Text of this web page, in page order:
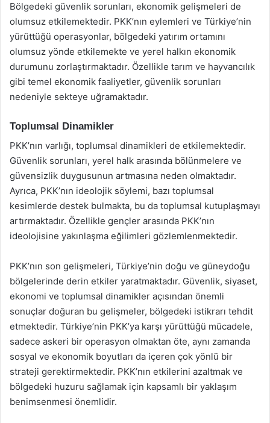
Bölgedeki güvenlik sorunları, ekonomik gelişmeleri de
olumsuz etkilemektedir. PKK’nın eylemleri ve Türkiye’nin
yürüttüğü operasyonlar, bölgedeki yatırım ortamını
olumsuz yönde etkilemekte ve yerel halkın ekonomik
durumunu zorlaştırmaktadır. Özellikle tarım ve hayvancılık
gibi temel ekonomik faaliyetler, güvenlik sorunları
nedeniyle sekteye uğramaktadır.
Toplumsal Dinamikler
PKK’nın varlığı, toplumsal dinamikleri de etkilemektedir.
Güvenlik sorunları, yerel halk arasında bölünmelere ve
güvensizlik duygusunun artmasına neden olmaktadır.
Ayrıca, PKK’nın ideolojik söylemi, bazı toplumsal
kesimlerde destek bulmakta, bu da toplumsal kutuplaşmayı
artırmaktadır. Özellikle gençler arasında PKK’nın
ideolojisine yakınlaşma eğilimleri gözlemlenmektedir.
PKK’nın son gelişmeleri, Türkiye’nin doğu ve güneydoğu
bölgelerinde derin etkiler yaratmaktadır. Güvenlik, siyaset,
ekonomi ve toplumsal dinamikler açısından önemli
sonuçlar doğuran bu gelişmeler, bölgedeki istikrarı tehdit
etmektedir. Türkiye’nin PKK’ya karşı yürüttüğü mücadele,
sadece askeri bir operasyon olmaktan öte, aynı zamanda
sosyal ve ekonomik boyutları da içeren çok yönlü bir
strateji gerektirmektedir. PKK’nın etkilerini azaltmak ve
bölgedeki huzuru sağlamak için kapsamlı bir yaklaşım
benimsenmesi önemlidir.